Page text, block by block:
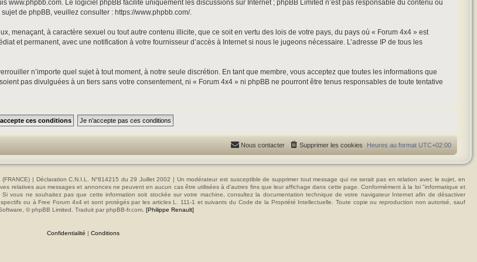
www.phpbb.com. Le logiciel phpBB facilite uniquement les discussions sur Internet ; phpBB Limited n’est pas responsable du contenu ou
de phpBB, veuillez consulter : https://www.phpbb.com/.
menaçant, à caractère sexuel ou tout autre contenu illicite, que ce soit en vertu des lois de votre pays, du pays où « Forum 4x4 » est
et permanent, avec une notification à votre fournisseur d’accès à Internet si nous le jugeons nécessaire. L’adresse IP de tous les
n’importe quel sujet à tout moment, à notre seule discrétion. En tant que membre, vous acceptez que toutes les informations que
pas divulguées à un tiers sans votre consentement, ni « Forum 4x4 » ni phpBB ne pourront être tenus responsables de toute tentative
Heures au formatUTC+02:00
Supprimer les cookies
Nous contacter
| Déclaration C.N.I.L. N°814215 du 29 Juillet 2002 | Un modérateur est susceptible de supprimer tout message qui ne serait pas en relation avec le sujet, en
relatives aux messages et annonces ne peuvent en aucun cas être utilisées à d'autres fins que leur affichage dans cette page. Conformément à la loi "informatique et
vous ne souhaitez pas que cette information soit stockée sur votre machine, consultez la documentation technique de votre navigateur Internet afin de désactiver
ou à Free Forum 4x4 et sont protégés par les articles L. 111-1 et suivants du Code de la Propriété Intellectuelle. Toute copie ou reproduction non autorisé, sauf
© phpBB Limited. Traduit par phpBB-fr.com. [Philippe Renault]
Confidentialité | Conditions